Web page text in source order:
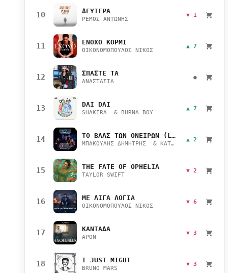
10 ΔΕΥΤΕΡΑ
ΡΕΜΟΣ ΑΝΤΩΝΗΣ
▼ 1
11 ΕΝΟΧΟ ΚΟΡΜΙ
ΟΙΚΟΝΟΜΟΠΟΥΛΟΣ ΝΙΚΟΣ
▲ 7
12 ΣΠΑΣΤΕ ΤΑ
ΑΝΑΣΤΑΣΙΑ
●
13 DAI DAI
SHAKIRA & BURNA BOY
▲ 7
14 ΤΟ ΒΑΛΣ ΤΩΝ ΟΝΕΙΡΩΝ (LIVE)
ΜΠΑΚΟΥΛΗΣ ΔΗΜΗΤΡΗΣ & ΚΑΤΣΙΜΙΧΑ ΜΑΡΙΑΝΑ
▲ 2
15 THE FATE OF OPHELIA
TAYLOR SWIFT
▼ 2
16 ΜΕ ΛΙΓΑ ΛΟΓΙΑ
ΟΙΚΟΝΟΜΟΠΟΥΛΟΣ ΝΙΚΟΣ
▼ 6
17 ΚΑΝΤΑΔΑ
APON
▼ 3
18 I JUST MIGHT
BRUNO MARS
▼ 3